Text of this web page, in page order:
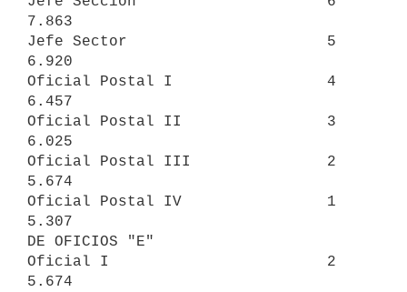
7.863
Jefe Sector                      5
6.920
Oficial Postal I                 4
6.457
Oficial Postal II                3
6.025
Oficial Postal III               2
5.674
Oficial Postal IV                1
5.307
DE OFICIOS "E"
Oficial I                        2
5.674